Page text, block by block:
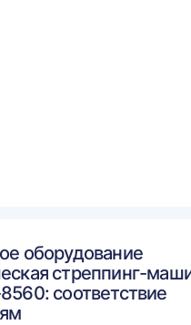
оборудование
стреппинг-
соответствие